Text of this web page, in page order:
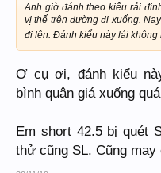
Anh giờ đánh theo kiểu rải
vị thế trên đường đi xuống.
đi lên. Đánh kiểu này lái không
Ơ cụ ơi, đánh kiểu
bình quân giá xuống
Em short 42.5 bị quét
thử cũng SL. Cũng may